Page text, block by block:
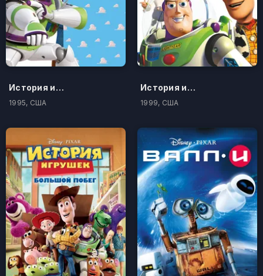
История игрушек
1995, США
История игрушек 2
1999, США